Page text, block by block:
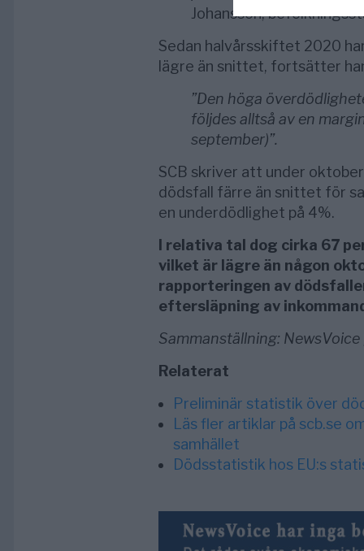
Johansson,
Sedan halvårsskiftet 2020
lägre än snittet, fortsätter
”Den höga
följdes alltså av en
september)”.
SCB skriver att under
dödsfall färre än snittet för
en underdödlighet på 4%.
I relativa tal dog cirka 67
vilket är lägre än någon
rapporteringen av
eftersläpning av
Sammanställning: NewsVoice
Relaterat
Preliminär statistik över
Läs fler artiklar på scb.se
samhället
Dödsstatistik hos EU:s